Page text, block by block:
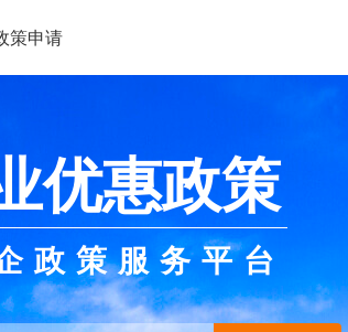
策申请
优惠政策
政策服务平台